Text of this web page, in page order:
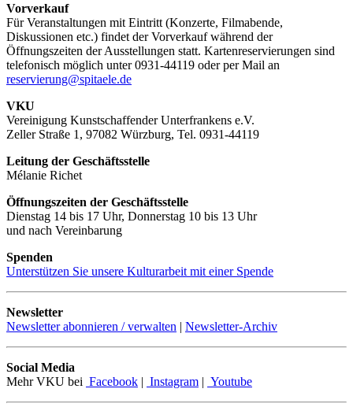
Vorverkauf
Für Veranstaltungen mit Eintritt (Konzerte, Filmabende,
Diskussionen etc.) findet der Vorverkauf während der
Öffnungszeiten der Ausstellungen statt. Kartenreservierungen sind
telefonisch möglich unter 0931-44119 oder per Mail an
reservierung@spitaele.de
VKU
Vereinigung Kunstschaffender Unterfrankens e.V.
Zeller Straße 1, 97082 Würzburg, Tel. 0931-44119
Leitung der Geschäftsstelle
Mélanie Richet
Öffnungszeiten der Geschäftsstelle
Dienstag 14 bis 17 Uhr, Donnerstag 10 bis 13 Uhr
und nach Vereinbarung
Spenden
Unterstützen Sie unsere Kulturarbeit mit einer Spende
Newsletter
Newsletter abonnieren / verwalten | Newsletter-Archiv
Social Media
Mehr VKU bei Facebook | Instagram | Youtube